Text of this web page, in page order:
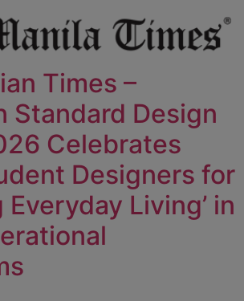
Times –
Standard Design
Celebrates
Designers for
Everyday Living’ in